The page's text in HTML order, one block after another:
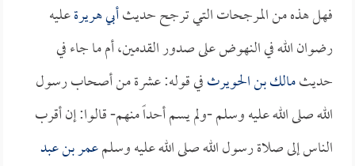
فهل هذه من المرجحات التي ترجح حديثأبي هريرةعليه
رضوان الله في النهوض على صدور القدمين، أم ما جاء في
حديثمالك بن الحويرثفي قوله: عشرة من أصحاب رسول
الله صلى الله عليه وسلم -ولم يسم أحداً منهم- قالوا: إن أقرب
الناس إلى صلاة رسول الله صلى الله عليه وسلمعمر بن عبد